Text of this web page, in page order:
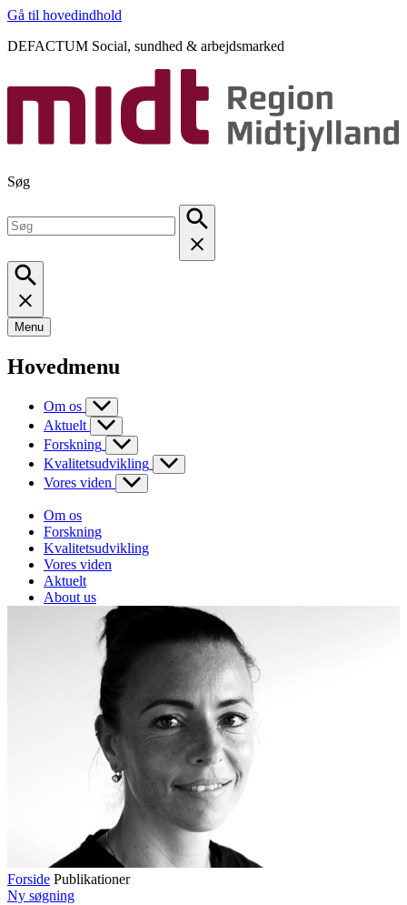
Gå til hovedindhold
DEFACTUM Social, sundhed & arbejdsmarked
Søg
Menu
Hovedmenu
Om os
Aktuelt
Forskning
Kvalitetsudvikling
Vores viden
Om os
Forskning
Kvalitetsudvikling
Vores viden
Aktuelt
About us
Forside Publikationer
Ny søgning